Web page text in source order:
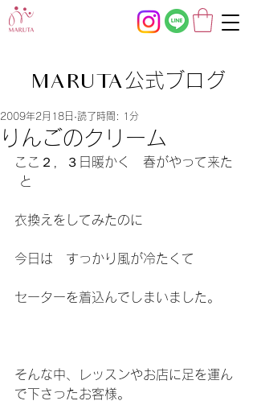
MARUTA公式ブログ
りんごのクリーム
2009年2月18日 読了時間: 1分
ここ２，３日暖かく　春がやって来た
と
衣換えをしてみたのに
今日は　すっかり風が冷たくて
セーターを着込んでしまいました。
そんな中、レッスンやお店に足を運ん
で下さったお客様。